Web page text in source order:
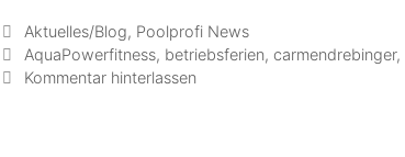
Aktuelles/Blog, Poolprofi News
AquaPowerfitness, betriebsferien, carmendrebinger,
Kommentar hinterlassen